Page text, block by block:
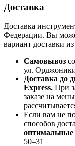
Доставка
Доставка
Федерации. Вы
вариант доставки
Самовывоз
ул.
Доставка до
Express. При
заказе на
Если вам не
способов
оптимальные
50‒31